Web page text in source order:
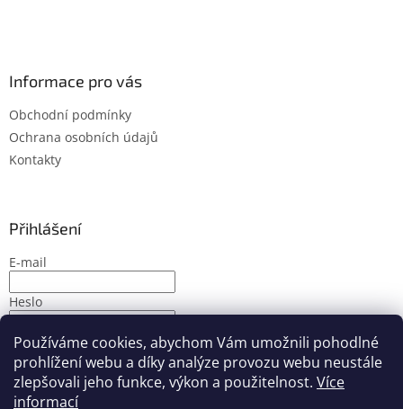
Používáme cookies, abychom Vám umožnili pohodlné
prohlížení webu a díky analýze provozu webu neustále
zlepšovali jeho funkce, výkon a použitelnost. Více
informací
Informace pro vás
Obchodní podmínky
Ochrana osobních údajů
Kontakty
Přihlášení
E-mail
Heslo
PŘIHLÁSIT SE
Nová registraceZapomenuté heslo